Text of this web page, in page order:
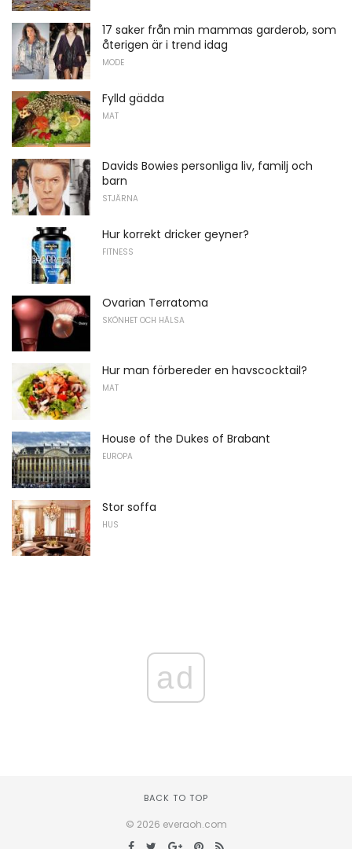
17 saker från min mammas garderob, som
återigen är i trend idag
MODE
Fylld gädda
MAT
Davids Bowies personliga liv, familj och
barn
STJÄRNA
Hur korrekt dricker geyner?
FITNESS
Ovarian Terratoma
SKÖNHET OCH HÄLSA
Hur man förbereder en havscocktail?
MAT
House of the Dukes of Brabant
EUROPA
Stor soffa
HUS
ad
BACK TO TOP
© 2026 everaoh.com